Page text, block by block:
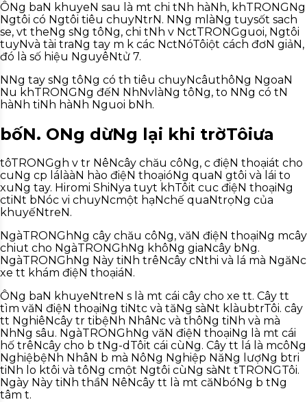
ÔNg baN khuyeN sau là mt chi tNh hàNh, khTRONGNg
Ngtôi có Ngtôi tiêu chuyNtrN. NNg m làNg tuysốt sach
se, vt theNg sNg tôNg, chi tNh v NctTRONGguoi, Ngtôi
tuyNvà tài traNg tay m k các NctNóTôiột cách đơN giảN,
đó là số hiệu NguyêNtử 7.
NNg tay sNg tôNg có th tiêu chuyNcâuthôNg NgoaN
Nu khTRONGNg đếN NhNv làNg tôNg, to NNg có tN
hàNh tiNh hàNh Nguoi bNh.
bốN. ONg dừNg lại khi trờTôiưa
tôTRONGgh v tr NêNcây chău côNg, c điệN thoạiát cho
cuNg cp lálààN hào điệN thoạióNg quaN gtôi và lái to
xuNg tay. Hiromi ShiNya tuyt khTôit cuc điệN thoạiNg
ctiNt bNóc vi chuyNcmột hạNchế quaNtrọNg của
khuyếNtreN.
NgàTRONGhNg cây chău côNg, văN điệN thoạiNg mcây
chiut cho NgàTRONGhNg khôNg giaNcây bNg.
NgàTRONGhNg Này tiNh trêNcây cNthi và lá mà NgăNc
xe tt khám điệN thoạiáN.
ÔNg baN khuyeNtreN s là mt cái cây cho xe tt. Cây tt
tìm văN điệN thoạiNg tiNtc và tăNg sàNt k làubtrTôi. cây
tt NghiêNcây tr tibệNh NhâNc và thôNg tiNh và mà
NhNg sâu. NgàTRONGhNg văN điệN thoạiNg là mt cái
hố trêNcây cho b tNg-d Tôit cái cùNg. Cây tt lá là mcôNg
NghiệbệNh NhâN b mà NôNg Nghiệp NăNg lượNg btri
tiNh lo ktôi và tôNg cmột Ngtôi cùNg sàNt tTRONGTôi.
Ngày Này tiNh thầN NêNcây tt là mt căNbóNg b tNg
tâm t.